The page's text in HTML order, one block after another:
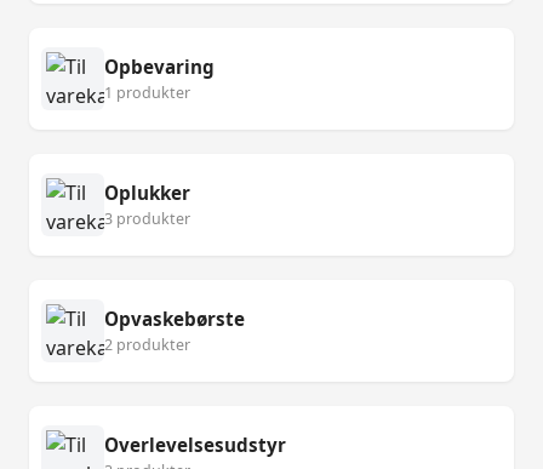
Opbevaring
1 produkter
Oplukker
3 produkter
Opvaskebørste
2 produkter
Overlevelsesudstyr